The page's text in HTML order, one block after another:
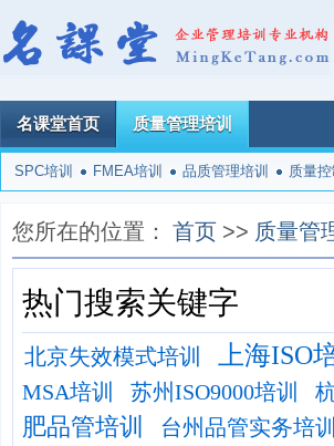
名课堂首页 质量管理培训
SPC培训 FMEA培训 品质管理培训 质量控
您所在的位置： 首页 >> 质量管
热门搜索关键字
北京失效模式培训 上海ISO
MSA培训 苏州ISO9000培训
肥品管培训 台州品管实务培训